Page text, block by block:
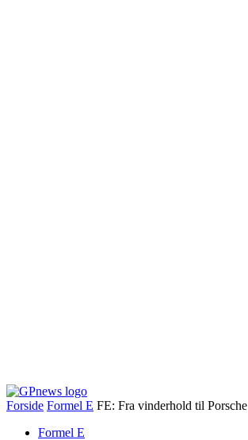
Forside Formel E FE: Fra vinderhold til Porsche
Formel E